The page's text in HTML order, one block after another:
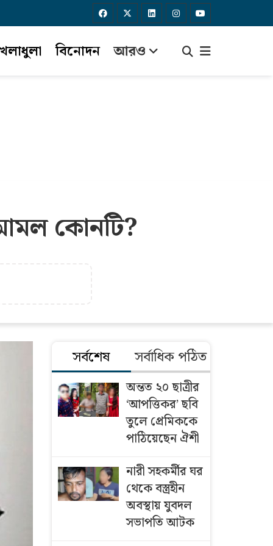
বিনোদন আরও
আমল কোনটি?
সর্বশেষ সর্বাধিক পঠিত
অন্তত ২০ ছাত্রীর
‘আপত্তিকর’ ছবি
তুলে প্রেমিককে
পাঠিয়েছেন ঐশী
নারী সহকর্মীর ঘর
থেকে বস্ত্রহীন
অবস্থায় যুবদল
সভাপতি আটক